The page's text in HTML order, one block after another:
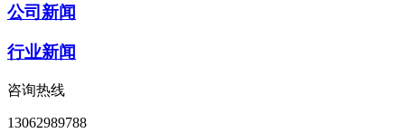
公司新闻
行业新闻
咨询热线
13062989788